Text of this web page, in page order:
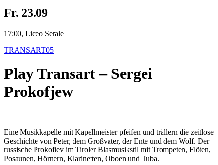
Fr. 23.09
17:00, Liceo Serale
TRANSART05
Play Transart – Sergei
Prokofjew
Eine Musikkapelle mit Kapellmeister pfeifen und trällern die zeitlose
Geschichte von Peter, dem Großvater, der Ente und dem Wolf. Der
russische Prokofiev im Tiroler Blasmusikstil mit Trompeten, Flöten,
Posaunen, Hörnern, Klarinetten, Oboen und Tuba.